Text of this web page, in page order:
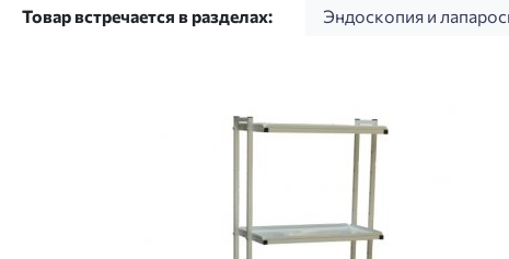
Товар встречается в разделах: Эндоскопия и